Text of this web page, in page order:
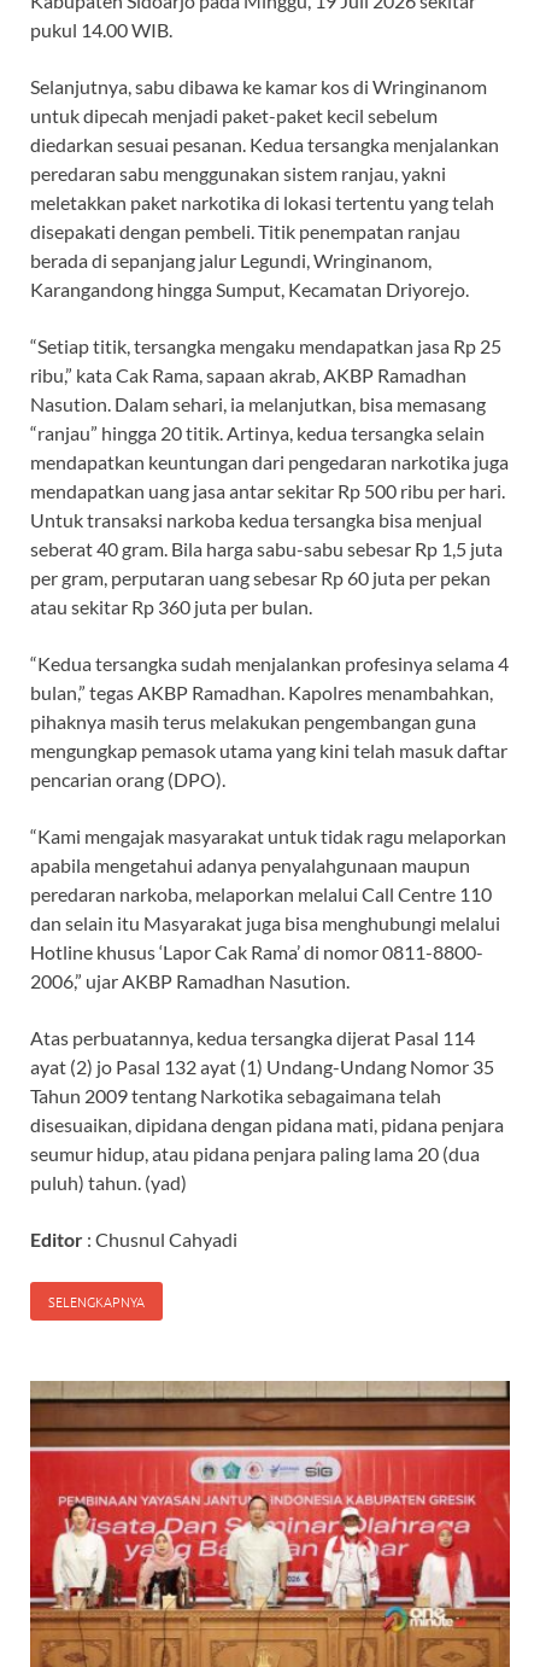
pukul 14.00 WIB.
Selanjutnya, sabu dibawa ke kamar kos di Wringinanom
untuk dipecah menjadi paket-paket kecil sebelum
diedarkan sesuai pesanan. Kedua tersangka menjalankan
peredaran sabu menggunakan sistem ranjau, yakni
meletakkan paket narkotika di lokasi tertentu yang telah
disepakati dengan pembeli. Titik penempatan ranjau
berada di sepanjang jalur Legundi, Wringinanom,
Karangandong hingga Sumput, Kecamatan Driyorejo.
“Setiap titik, tersangka mengaku mendapatkan jasa Rp 25
ribu,” kata Cak Rama, sapaan akrab, AKBP Ramadhan
Nasution. Dalam sehari, ia melanjutkan, bisa memasang
“ranjau” hingga 20 titik. Artinya, kedua tersangka selain
mendapatkan keuntungan dari pengedaran narkotika juga
mendapatkan uang jasa antar sekitar Rp 500 ribu per hari.
Untuk transaksi narkoba kedua tersangka bisa menjual
seberat 40 gram. Bila harga sabu-sabu sebesar Rp 1,5 juta
per gram, perputaran uang sebesar Rp 60 juta per pekan
atau sekitar Rp 360 juta per bulan.
“Kedua tersangka sudah menjalankan profesinya selama 4
bulan,” tegas AKBP Ramadhan. Kapolres menambahkan,
pihaknya masih terus melakukan pengembangan guna
mengungkap pemasok utama yang kini telah masuk daftar
pencarian orang (DPO).
“Kami mengajak masyarakat untuk tidak ragu melaporkan
apabila mengetahui adanya penyalahgunaan maupun
peredaran narkoba, melaporkan melalui Call Centre 110
dan selain itu Masyarakat juga bisa menghubungi melalui
Hotline khusus ‘Lapor Cak Rama’ di nomor 0811-8800-
2006,” ujar AKBP Ramadhan Nasution.
Atas perbuatannya, kedua tersangka dijerat Pasal 114
ayat (2) jo Pasal 132 ayat (1) Undang-Undang Nomor 35
Tahun 2009 tentang Narkotika sebagaimana telah
disesuaikan, dipidana dengan pidana mati, pidana penjara
seumur hidup, atau pidana penjara paling lama 20 (dua
puluh) tahun. (yad)
Editor : Chusnul Cahyadi
SELENGKAPNYA